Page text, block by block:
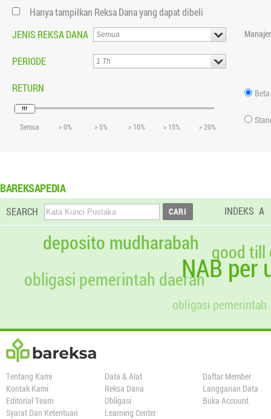
Hanya tampilkan Reksa Dana yang dapat dibeli
JENIS REKSA DANA
PERIODE
RETURN
Semua > 0% > 5% > 10% > 15% > 20%
Beta
BAREKSAPEDIA
SEARCH INDEKS A
NAB per
deposito mudharabah
obligasi pemerintah
obligasi pemerintah daerah
good till
Tentang Kami
Kontak Kami
Editorial Team
Syarat Dan Ketentuan
Data & Alat
Reksa Dana
Obligasi
Learning Center
Daftar Member
Langganan Data
Buka Account